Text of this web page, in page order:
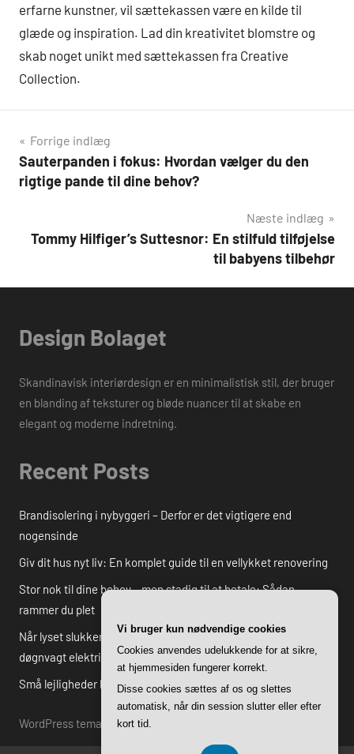
erfarne kunstner, vil sættekassen være en kilde til
glæde og inspiration. Lad din kreativitet blomstre og
skab noget unikt med sættekassen fra Creative
Collection.
Indlægsnavigation
Forrige indlæg
Sauterpanden i fokus: Hvordan vælger du den
rigtige pande til dine behov?
Næste indlæg
Tommy Hilfiger’s Suttesnor: En stilfuld tilføjelse
til babyens tilbehør
Design Bolaget
Skandinavisk interiørdesign er en minimalistisk stil, der bruger
en blanding af teksturer og bløde nuancer til at skabe en
elegant og moderne indretning.
Recent Posts
Brandisolering i nybyggeri – Derfor er det vigtigere end
nogensinde
Giv dit hus nyt liv: En komplet guide til en vellykket renovering
Stor nok til dine behov – men stadig til at betale: Sådan
rammer du plet
Når lyset slukker i utide: Alt du skal vide om akut hjælp fra en
døgnvagt elektriker
Små lejligheder bliver bedre med få gode secondhand-fund
WordPress tema: Harrison by ThemeZee.
Vi bruger kun nødvendige cookies
Cookies anvendes udelukkende for at sikre,
at hjemmesiden fungerer korrekt.
Disse cookies sættes af os og slettes
automatisk, når din session slutter eller efter
kort tid.